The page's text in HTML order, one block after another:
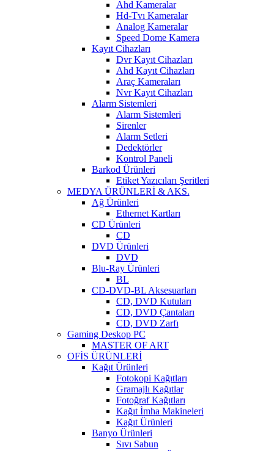
Ahd Kameralar
Hd-Tvı Kameralar
Analog Kameralar
Speed Dome Kamera
Kayıt Cihazları
Dvr Kayıt Cihazları
Ahd Kayıt Cihazları
Araç Kameraları
Nvr Kayıt Cihazları
Alarm Sistemleri
Alarm Sistemleri
Sirenler
Alarm Setleri
Dedektörler
Kontrol Paneli
Barkod Ürünleri
Etiket Yazıcıları Şeritleri
MEDYA ÜRÜNLERİ & AKS.
Ağ Ürünleri
Ethernet Kartları
CD Ürünleri
CD
DVD Ürünleri
DVD
Blu-Ray Ürünleri
BL
CD-DVD-BL Aksesuarları
CD, DVD Kutuları
CD, DVD Çantaları
CD, DVD Zarfı
Gaming Deskop PC
MASTER OF ART
OFİS ÜRÜNLERİ
Kağıt Ürünleri
Fotokopi Kağıtları
Gramajlı Kağıtlar
Fotoğraf Kağıtları
Kağıt İmha Makineleri
Kağıt Ürünleri
Banyo Ürünleri
Sıvı Sabun